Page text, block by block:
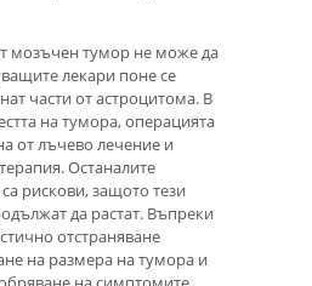
мозъчен тумор не може да
лекари поне се
части от астроцитома. В
на тумора, операцията
от лъчево лечение и
Останалите
рискови, защото тези
да растат. Въпреки
отстраняване
на размера на тумора и